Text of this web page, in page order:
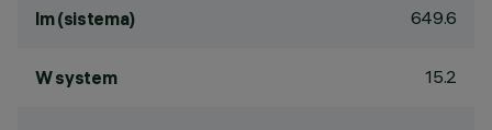
lm (sistema) 649.6
W system 15.2